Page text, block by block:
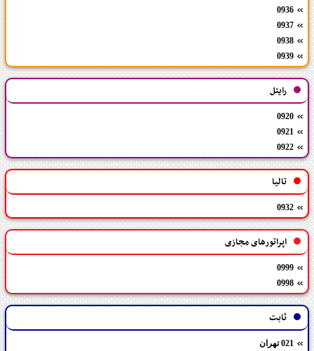
0936
0937
0938
0939
رایتل
0920
0921
0922
تالیا
0932
اپراتورهای مجازی
0999
0998
ثابت
021 تهران